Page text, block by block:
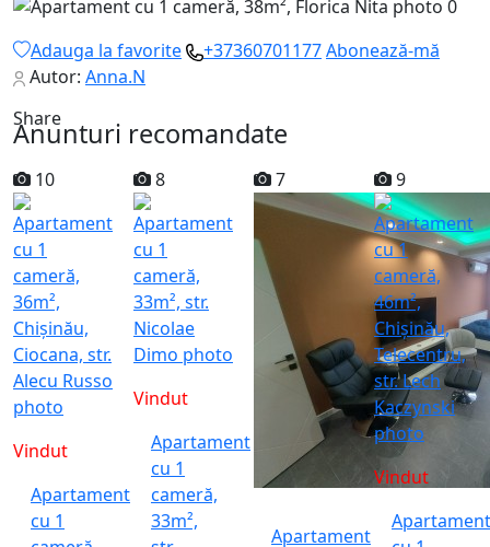
Adauga la favorite +37360701177Abonează-mă
Autor: Anna.N
Share
Anunturi recomandate
10
Vindut
Apartament
cu 1
8
Vindut
Apartament
cu 1
cameră,
33m²,
7
Apartament
9
Vindut
Apartament